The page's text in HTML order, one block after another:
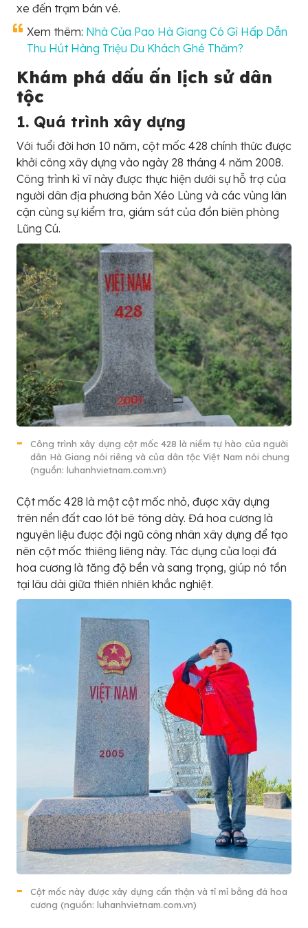
xe đến trạm bán vé.
Xem thêm: Nhà Của Pao Hà Giang Có Gì Hấp Dẫn
Thu Hút Hàng Triệu Du Khách Ghé Thăm?
Khám phá dấu ấn lịch sử dân
tộc
1. Quá trình xây dựng
Với tuổi đời hơn 10 năm, cột mốc 428 chính thức được
khởi công xây dựng vào ngày 28 tháng 4 năm 2008.
Công trình kì vĩ này được thực hiện dưới sự hỗ trợ của
người dân địa phương bản Xéo Lùng và các vùng lân
cận cùng sự kiểm tra, giám sát của đồn biên phòng
Lũng Cú.
Công trình xây dựng cột mốc 428 là niềm tự hào của người
dân Hà Giang nói riêng và của dân tộc Việt Nam nói chung
(nguồn: luhanhvietnam.com.vn)
Cột mốc 428 là một cột mốc nhỏ, được xây dựng
trên nền đất cao lót bê tông dày. Đá hoa cương là
nguyên liệu được đội ngũ công nhân xây dựng để tạo
nên cột mốc thiêng liêng này. Tác dụng của loại đá
hoa cương là tăng độ bền và sang trọng, giúp nó tồn
tại lâu dài giữa thiên nhiên khắc nghiệt.
Cột mốc này được xây dựng cẩn thận và tỉ mỉ bằng đá hoa
cương (nguồn: luhanhvietnam.com.vn)